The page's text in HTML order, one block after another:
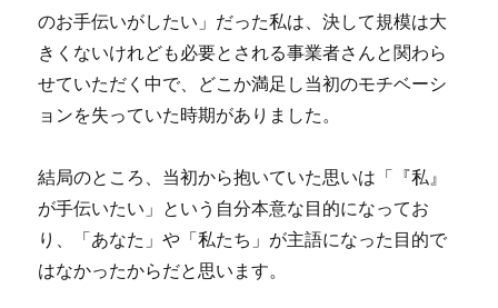
のお手伝いがしたい」だった私は、決して規模は大
きくないけれども必要とされる事業者さんと関わら
せていただく中で、どこか満足し当初のモチベーシ
ョンを失っていた時期がありました。
結局のところ、当初から抱いていた思いは「『私』
が手伝いたい」という自分本意な目的になってお
り、「あなた」や「私たち」が主語になった目的で
はなかったからだと思います。